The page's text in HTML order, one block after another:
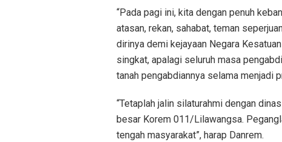
“Pada pagi ini, kita dengan penuh
atasan, rekan, sahabat, teman
dirinya demi kejayaan Negara
singkat, apalagi seluruh masa
tanah pengabdiannya selama menjadi
“Tetaplah jalin silaturahmi dengan
besar Korem 011/Lilawangsa.
tengah masyarakat”, harap Danrem.